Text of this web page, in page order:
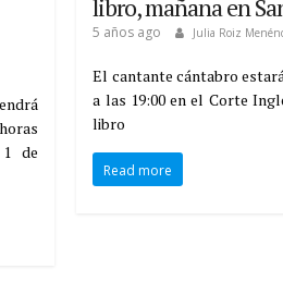
de
libro, mañana en
5 años ago Julia Roiz
El cantante cántabro
a las 19:00 en el Corte
libro
Read more